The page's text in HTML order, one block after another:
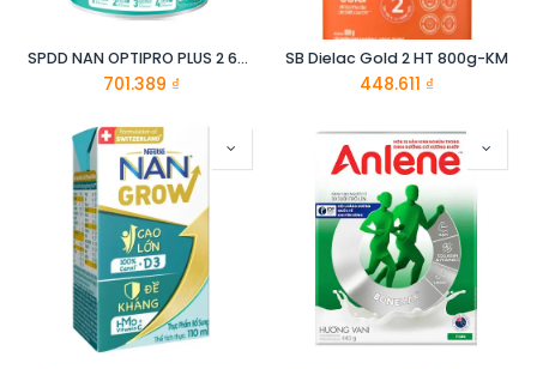
SPDD NAN OPTIPRO PLUS 2 6X800G
701.389 ₫
SB Dielac Gold 2 HT 800g-KM
448.611 ₫